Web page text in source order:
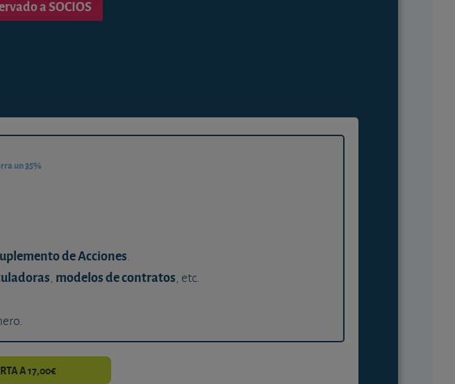
a SOCIOS
un 35%
de Acciones.
, modelos de contratos, etc.
A 17,00€